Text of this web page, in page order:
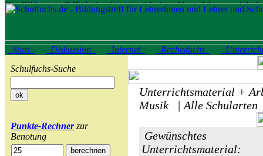
Start Diskussion Internet Rechtsfuchs
Schulfuchs-Suche
Punkte-Rechnerzur
Benotung
Unterrichtsmaterial +
Musik | Alle Schularten
Gewünschtes
Unterrichtsmaterial: